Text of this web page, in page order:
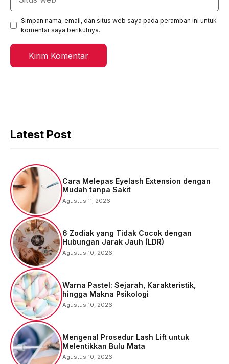
Simpan nama, email, dan situs web saya pada peramban ini untuk
komentar saya berikutnya.
Latest Post
Cara Melepas Eyelash Extension dengan
Mudah tanpa Sakit
Agustus 11, 2026
6 Zodiak yang Tidak Cocok dengan
Hubungan Jarak Jauh (LDR)
Agustus 10, 2026
Warna Pastel: Sejarah, Karakteristik,
hingga Makna Psikologi
Agustus 10, 2026
Mengenal Prosedur Lash Lift untuk
Melentikkan Bulu Mata
Agustus 10, 2026